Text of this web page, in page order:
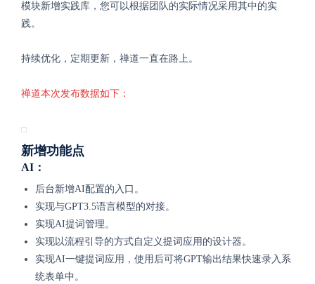
模块新增实践库，您可以根据团队的实际情况采用其中的实
践。
持续优化，定期更新，禅道一直在路上。
禅道本次发布数据如下：
新增功能点
AI：
后台新增AI配置的入口。
实现与GPT3.5语言模型的对接。
实现AI提词管理。
实现以流程引导的方式自定义提词应用的设计器。
实现AI一键提词应用，使用后可将GPT输出结果快速录入系
统表单中。